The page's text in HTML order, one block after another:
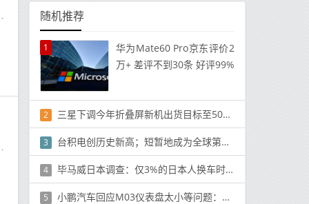
随机推荐
1
华为Mate60 Pro京东评价2
万+ 差评不到30条 好评99%
2 三星下调今年折叠屏新机出货目标至500万至600万台
3 台积电创历史新高；短暂地成为全球第十大最有价值的公司
4 毕马威日本调查：仅3%的日本人换车时考虑买电车
5 小鹏汽车回应M03仪表盘太小等问题：新仪表在做了